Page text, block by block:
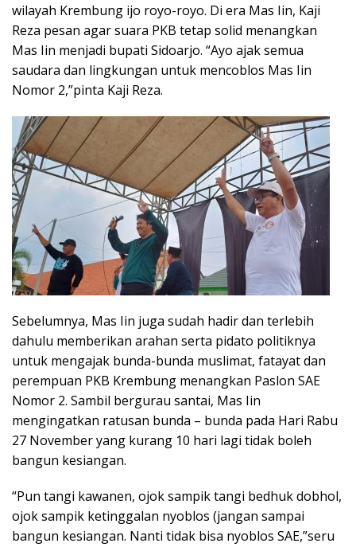
wilayah Krembung ijo royo-royo. Di era Mas Iin, Kaji
Reza pesan agar suara PKB tetap solid menangkan
Mas Iin menjadi bupati Sidoarjo. “Ayo ajak semua
saudara dan lingkungan untuk mencoblos Mas Iin
Nomor 2,”pinta Kaji Reza.
Sebelumnya, Mas Iin juga sudah hadir dan terlebih
dahulu memberikan arahan serta pidato politiknya
untuk mengajak bunda-bunda muslimat, fatayat dan
perempuan PKB Krembung menangkan Paslon SAE
Nomor 2. Sambil bergurau santai, Mas Iin
mengingatkan ratusan bunda – bunda pada Hari Rabu
27 November yang kurang 10 hari lagi tidak boleh
bangun kesiangan.
“Pun tangi kawanen, ojok sampik tangi bedhuk dobhol,
ojok sampik ketinggalan nyoblos (jangan sampai
bangun kesiangan. Nanti tidak bisa nyoblos SAE,”seru